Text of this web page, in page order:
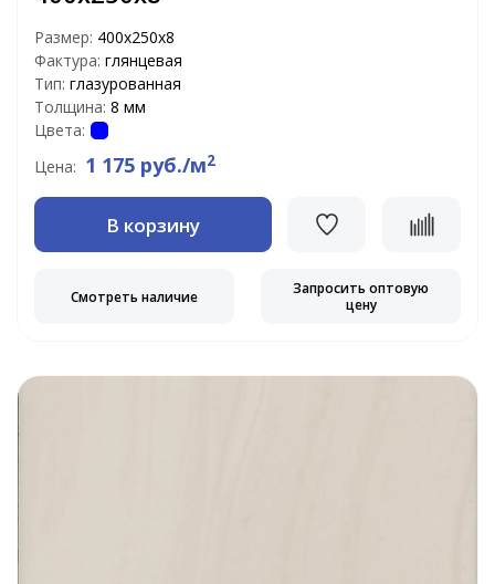
Размер: 400х250х8
Фактура: глянцевая
Тип: глазурованная
Толщина: 8 мм
Цвета:
Цена: 1 175 руб./м2
В корзину
Смотреть наличие
Запросить оптовую
цену